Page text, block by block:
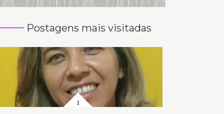
Postagens mais visitadas